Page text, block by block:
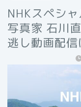
NHKスペシ
写真家 石川
逃し動画配信